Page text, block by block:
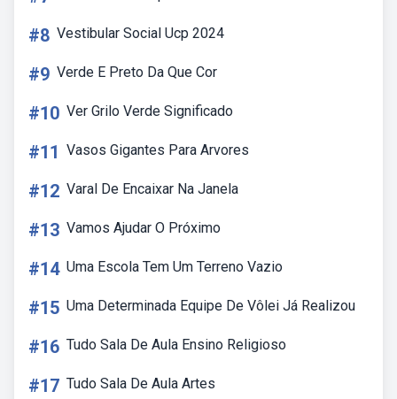
#8 Vestibular Social Ucp 2024
#9 Verde E Preto Da Que Cor
#10 Ver Grilo Verde Significado
#11 Vasos Gigantes Para Arvores
#12 Varal De Encaixar Na Janela
#13 Vamos Ajudar O Próximo
#14 Uma Escola Tem Um Terreno Vazio
#15 Uma Determinada Equipe De Vôlei Já Realizou
#16 Tudo Sala De Aula Ensino Religioso
#17 Tudo Sala De Aula Artes